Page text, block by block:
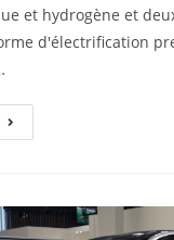
et hydrogène et
d'électrification